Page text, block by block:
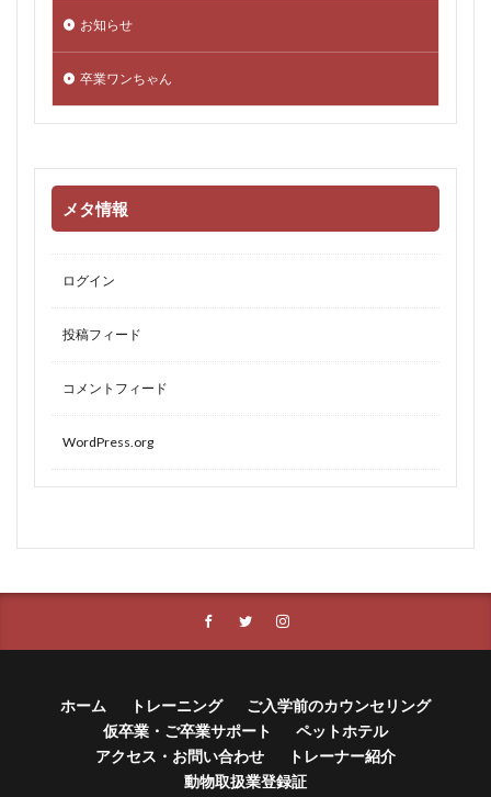
お知らせ
卒業ワンちゃん
メタ情報
ログイン
投稿フィード
コメントフィード
WordPress.org
ホーム トレーニング
ご入学前のカウンセリング
仮卒業・ご卒業サポート
ペットホテル
アクセス・お問い合わせ
トレーナー紹介
動物取扱業登録証